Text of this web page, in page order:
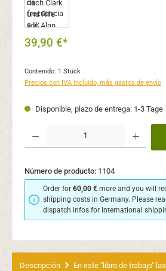
39,90 €*
Contenido: 1 Stück
Precios con IVA incluido, más gastos de envío
Disponible, plazo de entrega: 1-3 Tage
Cantidad del producto: introduce la cantidad
Número de producto: 1104
Order for60,00 € more and you will
shipping costs in Germany. Please
dispatch infos for international
Descripción
En este "libro de trabajo"